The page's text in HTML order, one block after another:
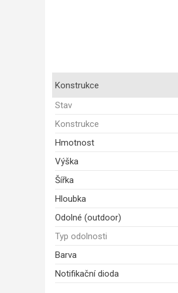
Konstrukce
Stav
Konstrukce
Hmotnost
Výška
Šířka
Hloubka
Odolné (outdoor)
Typ odolnosti
Barva
Notifikační dioda